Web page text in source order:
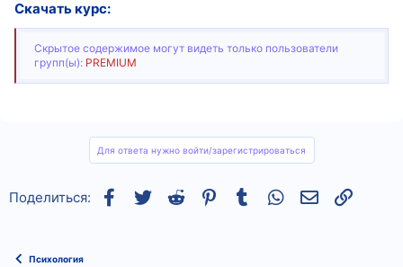
Скачать курс:
Скрытое содержимое могут видеть только пользователи
групп(ы): PREMIUM
Для ответа нужно войти/зарегистрироваться
Поделиться: Facebook
TwitterReddit Pinterest
Tumblr WhatsAppСсылка
Психология